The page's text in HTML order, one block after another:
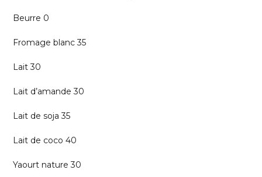
Beurre 0
Fromage blanc 35
Lait 30
Lait d’amande 30
Lait de soja 35
Lait de coco 40
Yaourt nature 30